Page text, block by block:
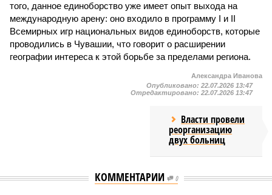
того, данное единоборство уже имеет опыт выхода на
международную арену: оно входило в программу I и II
Всемирных игр национальных видов единоборств, которые
проводились в Чувашии, что говорит о расширении
географии интереса к этой борьбе за пределами региона.
Александра Иванова
Опубликовано: 22.07.2026 13:47
Отредактировано: 22.07.2026 13:47
Власти провели
реорганизацию
двух больниц
КОММЕНТАРИИ 0